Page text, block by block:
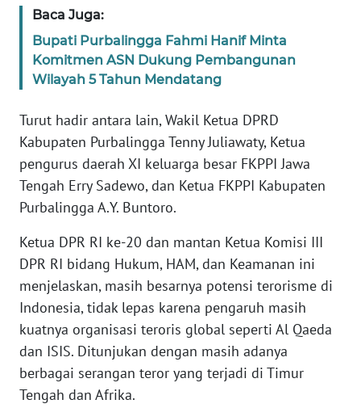
Baca Juga:
Bupati Purbalingga Fahmi Hanif Minta
Komitmen ASN Dukung Pembangunan
Wilayah 5 Tahun Mendatang
Turut hadir antara lain, Wakil Ketua DPRD
Kabupaten Purbalingga Tenny Juliawaty, Ketua
pengurus daerah XI keluarga besar FKPPI Jawa
Tengah Erry Sadewo, dan Ketua FKPPI Kabupaten
Purbalingga A.Y. Buntoro.
Ketua DPR RI ke-20 dan mantan Ketua Komisi III
DPR RI bidang Hukum, HAM, dan Keamanan ini
menjelaskan, masih besarnya potensi terorisme di
Indonesia, tidak lepas karena pengaruh masih
kuatnya organisasi teroris global seperti Al Qaeda
dan ISIS. Ditunjukan dengan masih adanya
berbagai serangan teror yang terjadi di Timur
Tengah dan Afrika.
WN
KEPRI
PAPUA
WN
PAPUA
BARAT
WN
RIAU
WN
SERAMBI
WN
JAMBI